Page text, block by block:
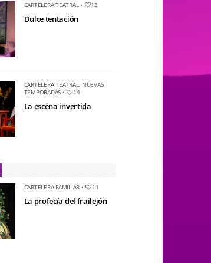
CARTELERA TEATRAL• 13
Dulce tentación
CARTELERA TEATRAL, NUEVAS
TEMPORADAS • 14
La escena invertida
CARTELERA FAMILIAR • 11
La profecía del frailejón